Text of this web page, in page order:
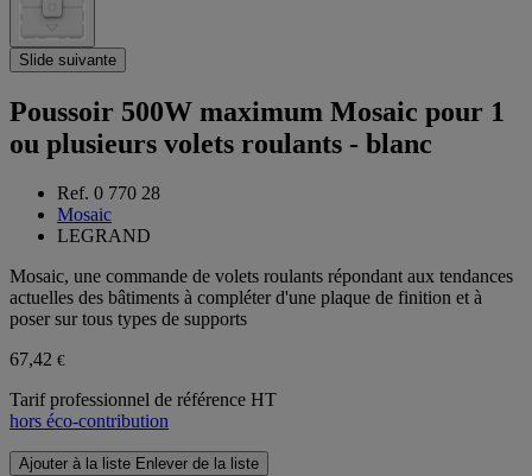
Slide suivante
Poussoir 500W maximum Mosaic pour 1
ou plusieurs volets roulants - blanc
Ref. 0 770 28
Mosaic
LEGRAND
Mosaic, une commande de volets roulants répondant aux tendances
actuelles des bâtiments à compléter d'une plaque de finition et à
poser sur tous types de supports
67,42 €
Tarif professionnel de référence HT
hors éco-contribution
Ajouter à la liste Enlever de la liste